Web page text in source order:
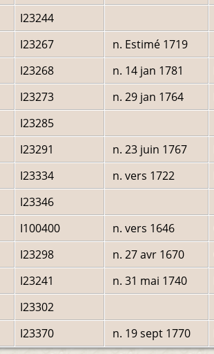
I23244
I23267
n. Estimé 1719
I23268 n. 14 jan 1781
I23273 n. 29 jan 1764
I23285
I23291 n. 23 juin 1767
I23334 n. vers 1722
I23346
I100400 n. vers 1646
I23298 n. 27 avr 1670
I23241 n. 31 mai 1740
I23302
I23370 n. 19 sept 1770